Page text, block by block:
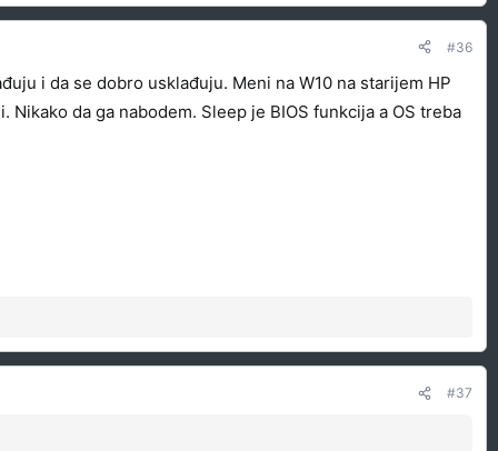
#36
i da se dobro usklađuju. Meni na W10 na starijem HP
da ga nabodem. Sleep je BIOS funkcija a OS treba
#37